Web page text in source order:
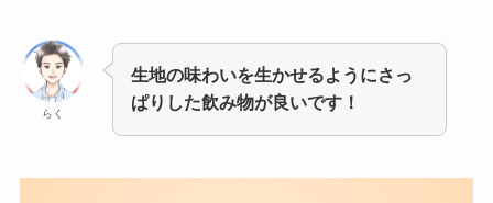
らく
生地の味わいを生かせるようにさっ
ぱりした飲み物が良いです！